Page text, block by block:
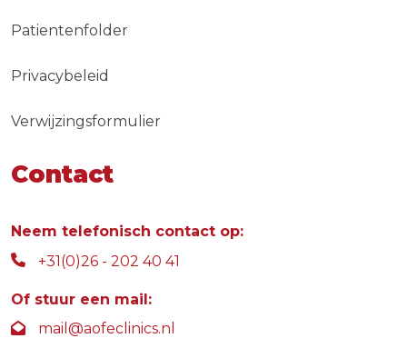
Patientenfolder
Privacybeleid
Verwijzingsformulier
Contact
Neem telefonisch contact op:
+31(0)26 - 202 40 41
Of stuur een mail:
mail@aofeclinics.nl